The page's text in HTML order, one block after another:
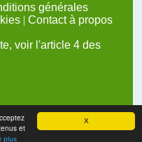
X
et
plus
générales
| Contact à propos
voir l'article 4 des